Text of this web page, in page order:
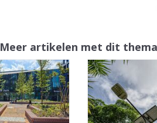
Meer artikelen met dit thema